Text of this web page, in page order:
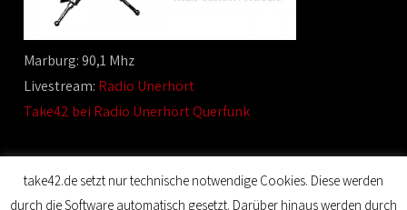
Marburg: 90,1 Mhz
Livestream: Radio Unerhört
Take42 bei Radio Unerhört Querfunk
take42.de setzt nur technische notwendige Cookies. Diese werden
durch die Software automatisch gesetzt. Darüber hinaus werden durch